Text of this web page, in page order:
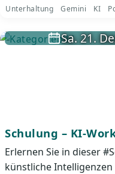
Unterhaltung
Gemini KI
Sa. 21.
Schulung – KI-
Erlernen Sie in dieser
künstliche